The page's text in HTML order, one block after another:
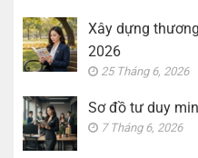
Xây dựng
2026
25 Tháng 6, 2026
Sơ đồ tư duy
7 Tháng 6, 2026